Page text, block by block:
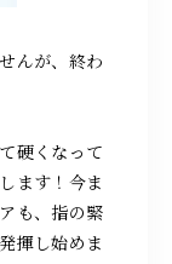
んが、終わ
硬くなって
ます！今ま
も、指の緊
揮し始めま